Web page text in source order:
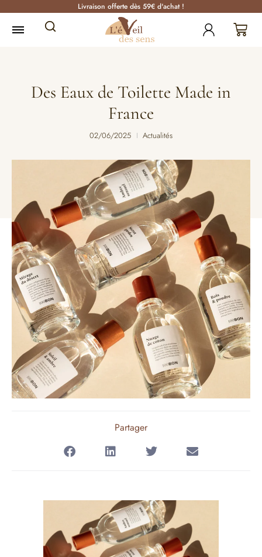
Livraison offerte dès 59€ d'achat !
Des Eaux de Toilette Made in
France
02/06/2025 Actualités
Partager